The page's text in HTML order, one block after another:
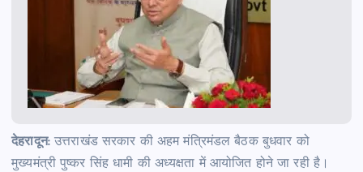
देहरादून:उत्तराखंड सरकार की अहम मंत्रिमंडल बैठक बुधवार को
मुख्यमंत्री पुष्कर सिंह धामी की अध्यक्षता में आयोजित होने जा रही है।